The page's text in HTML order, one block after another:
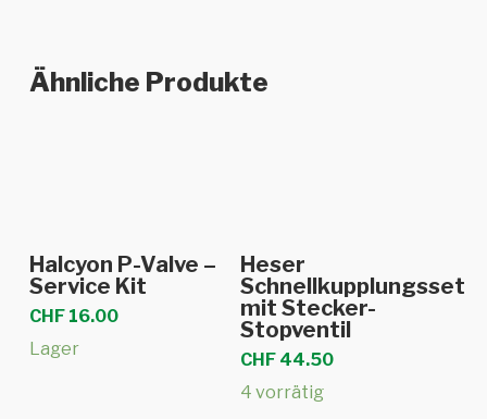
Ähnliche Produkte
In den Warenkorb
Halcyon P-Valve –
Service Kit
CHF16.00
Lager
Heser
Schnellkupplungsset
mit Stecker-
Stopventil
CHF 44.50
4 vorrätig